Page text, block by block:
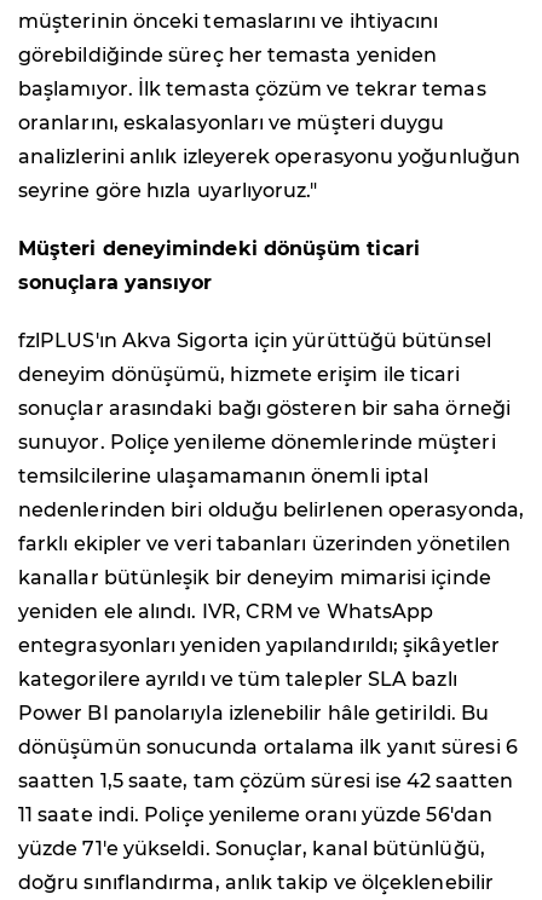
müşterinin önceki temaslarını ve ihtiyacını
görebildiğinde süreç her temasta yeniden
başlamıyor. İlk temasta çözüm ve tekrar temas
oranlarını, eskalasyonları ve müşteri duygu
analizlerini anlık izleyerek operasyonu yoğunluğun
seyrine göre hızla uyarlıyoruz."
Müşteri deneyimindeki dönüşüm ticari
sonuçlara yansıyor
fzlPLUS'ın Akva Sigorta için yürüttüğü bütünsel
deneyim dönüşümü, hizmete erişim ile ticari
sonuçlar arasındaki bağı gösteren bir saha örneği
sunuyor. Poliçe yenileme dönemlerinde müşteri
temsilcilerine ulaşamamanın önemli iptal
nedenlerinden biri olduğu belirlenen operasyonda,
farklı ekipler ve veri tabanları üzerinden yönetilen
kanallar bütünleşik bir deneyim mimarisi içinde
yeniden ele alındı. IVR, CRM ve WhatsApp
entegrasyonları yeniden yapılandırıldı; şikâyetler
kategorilere ayrıldı ve tüm talepler SLA bazlı
Power BI panolarıyla izlenebilir hâle getirildi. Bu
dönüşümün sonucunda ortalama ilk yanıt süresi 6
saatten 1,5 saate, tam çözüm süresi ise 42 saatten
11 saate indi. Poliçe yenileme oranı yüzde 56'dan
yüzde 71'e yükseldi. Sonuçlar, kanal bütünlüğü,
doğru sınıflandırma, anlık takip ve ölçeklenebilir